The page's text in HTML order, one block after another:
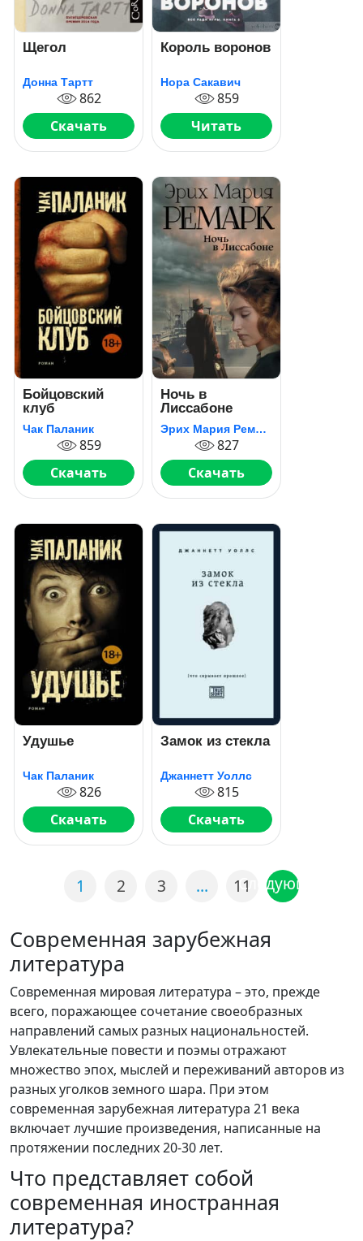
Щегол
Донна Тартт
862
Скачать
Король воронов
Нора Сакавич
859
Читать
Бойцовский
клуб
Чак Паланик
859
Скачать
Ночь в
Лиссабоне
Эрих Мария Ремарк
827
Скачать
Удушье
Чак Паланик
826
Скачать
Замок из стекла
Джаннетт Уоллс
815
Скачать
1 2 3 … 11
Следующая
Современная зарубежная
литература
Современная мировая литература – это, прежде
всего, поражающее сочетание своеобразных
направлений самых разных национальностей.
Увлекательные повести и поэмы отражают
множество эпох, мыслей и переживаний авторов из
разных уголков земного шара. При этом
современная зарубежная литература 21 века
включает лучшие произведения, написанные на
протяжении последних 20-30 лет.
Что представляет собой
современная иностранная
литература?